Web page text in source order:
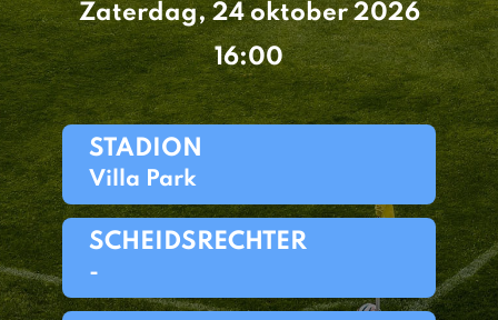
Zaterdag, 24 oktober 2026
16:00
STADION
Villa Park
SCHEIDSRECHTER
-